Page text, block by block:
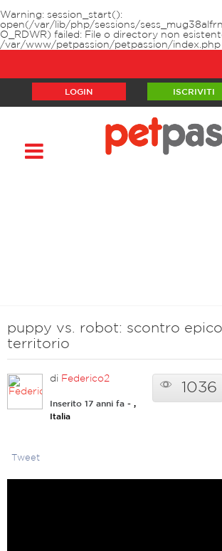
Warning: session_start():
open(/var/lib/php/sessions/
O_RDWR) failed: File o directory non
/var/www/petpassion/petpassion/index.php
LOGIN ISCRIVITI
puppy vs. robot: scontro epico
territorio
di Federico2
Inserito 17 anni fa - ,
Italia
1036
Tweet